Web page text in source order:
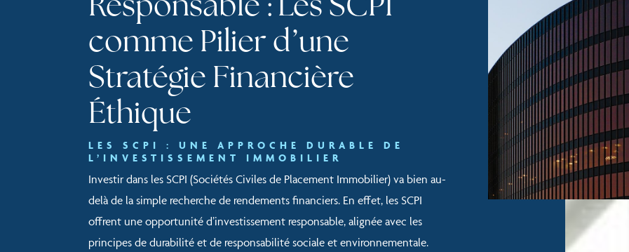
Responsable : Les SCPI
comme Pilier d’une
Stratégie Financière
Éthique
LES SCPI : UNE APPROCHE DURABLE DE
L’INVESTISSEMENT IMMOBILIER
Investir dans les SCPI (Sociétés Civiles de Placement Immobilier) va bien au-
delà de la simple recherche de rendements financiers. En effet, les SCPI
offrent une opportunité d’investissement responsable, alignée avec les
principes de durabilité et de responsabilité sociale et environnementale.